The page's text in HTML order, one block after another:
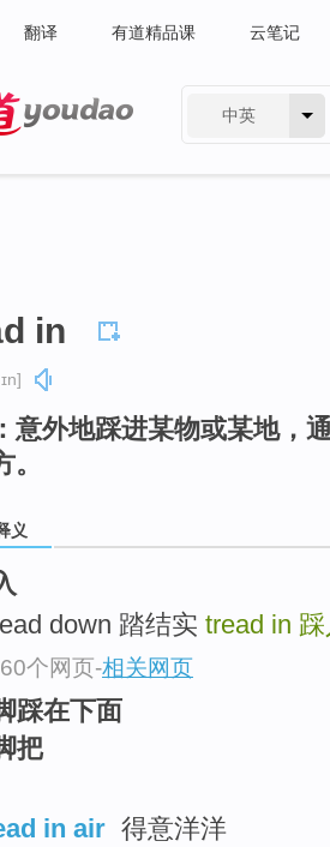
翻译 有道精品课 云笔记
中英
in
意外地踩进某物或某地，
义
down 踏结实 tread in
个网页-相关网页
踩在下面
把
in air 得意洋洋